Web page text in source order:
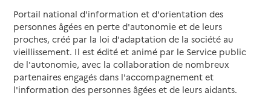
Portail national d'information et d'orientation des
personnes âgées en perte d'autonomie et de leurs
proches, créé par la loi d'adaptation de la société au
vieillissement. Il est édité et animé par le Service public
de l'autonomie, avec la collaboration de nombreux
partenaires engagés dans l'accompagnement et
l'information des personnes âgées et de leurs aidants.